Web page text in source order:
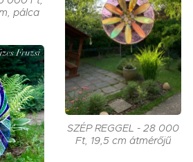
pálca
SZÉP REGGEL - 28 000
Ft, 19,5 cm átmérőjű